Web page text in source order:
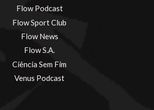
Flow Podcast
Flow Sport Club
Flow News
Flow S.A.
Ciência Sem Fim
Venus Podcast